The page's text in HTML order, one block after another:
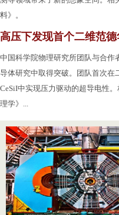
料》。
高压下发现首个二维范
中国科学院物理研究所团队与合作
导体研究中取得突破。团队首次在
CeSiI中实现压力驱动的超导电性
理学》...